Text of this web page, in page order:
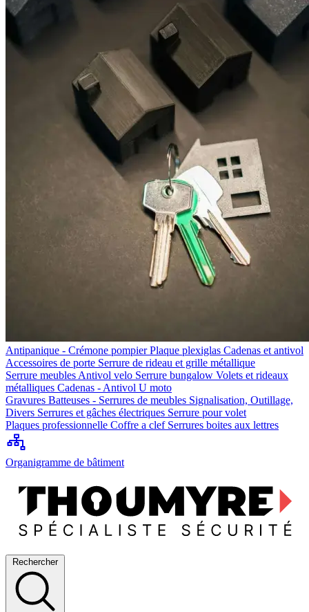
Antipanique - Crémone pompierPlaque plexiglas Cadenas et antivol
Accessoires de porte Serrure de rideau et grille métallique
Serrure meubles Antivol velo Serrure bungalow Volets et rideaux
métalliques Cadenas - Antivol U moto
Gravures Batteuses - Serrures de meubles Signalisation, Outillage,
Divers Serrures et gâches électriques Serrure pour volet
Plaques professionnelle Coffre a clef Serrures boites aux lettres
Organigramme de bâtiment
Rechercher